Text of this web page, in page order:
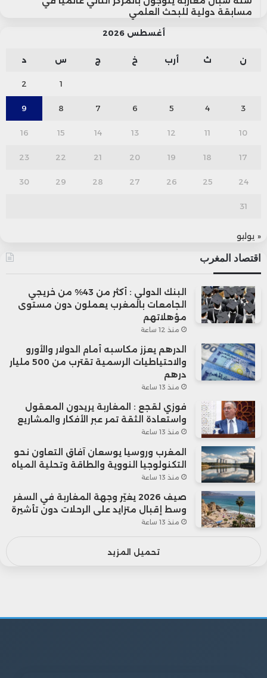
مسابقة دولية للبحث العلمي
أغسطس 2026
ن ث أرب خ ج س د
1
2
3
4
5
6
7
8
9
10
11
12
13
14
15
16
17
18
19
20
21
22
23
24
25
26
27
28
29
30
31
« يوليو
اقتصاد المغرب
البنك الدولي : أكثر من 43% من خريجي
الجامعات بالمغرب يعملون دون مستوى
مؤهلاتهم
منذ 12 ساعة
الدرهم يعزز مكاسبه أمام الدولار والأورو
والاحتياطيات الرسمية تقترب من 500 مليار
درهم
منذ 13 ساعة
فوزي لقجع : المغاربة يريدون المعقول
واستعادة الثقة تمر عبر الأفكار والمشاريع
منذ 13 ساعة
المغرب وروسيا يوسعان آفاق التعاون نحو
التكنولوجيا النووية والطاقة وتحلية المياه
منذ 13 ساعة
صيف 2026 يغيّر وجهة المغاربة في السفر
وسط إقبال متزايد على الرحلات دون تأشيرة
منذ 13 ساعة
تحميل المزيد